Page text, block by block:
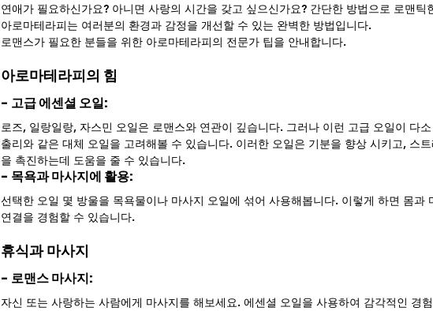
연애가 필요하신가요? 아니면 사랑의 시간을 갖고 싶으신가요? 간단한 방법으로 로맨틱
아로마테라피는 여러분의 환경과 감정을 개선할 수 있는 완벽한 방법입니다.
로맨스가 필요한 분들을 위한 아로마테라피의 전문가 팁을 안내합니다.
아로마테라피의 힘
- 고급 에센셜 오일:
로즈, 일랑일랑, 자스민 오일은 로맨스와 연관이 깊습니다. 그러나 이런 고급 오일이 다
출리와 같은 대체 오일을 고려해볼 수 있습니다. 이러한 오일은 기분을 향상 시키고, 스
을 촉진하는데 도움을 줄 수 있습니다.
- 목욕과 마사지에 활용:
선택한 오일 몇 방울을 목욕물이나 마사지 오일에 섞어 사용해봅니다. 이렇게 하면 몸과
연결을 경험할 수 있습니다.
휴식과 마사지
- 로맨스 마사지:
자신 또는 사랑하는 사람에게 마사지를 해보세요. 에센셜 오일을 사용하여 감각적인 경